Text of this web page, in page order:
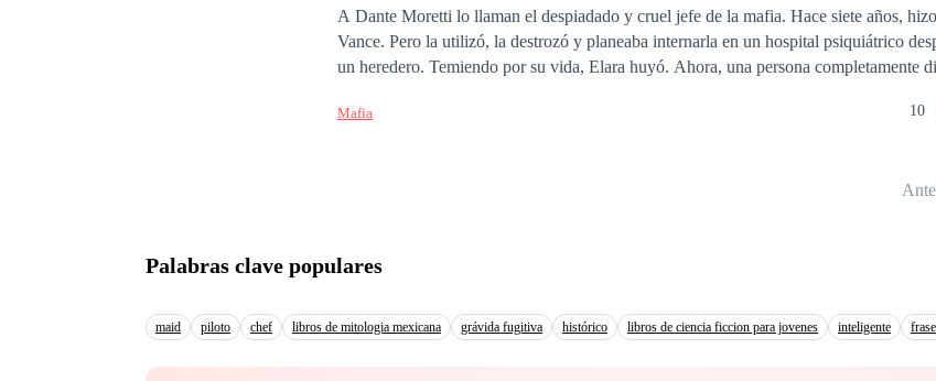
A Dante Moretti lo llaman el despiadado y cruel jefe de la mafia. Hace siete años,
Vance. Pero la utilizó, la destrozó y planeaba internarla en un hospital psiquiátrico
un heredero. Temiendo por su vida, Elara huyó. Ahora, una persona completamente
La chica que destruyó está muerta. La mujer que la reemplazó es la única que puede
Mafia 10
Palabras clave populares
maid piloto chef libros de mitologia mexicana grávida fugitiva histórico libros de ciencia ficcion para jovenes inteligente